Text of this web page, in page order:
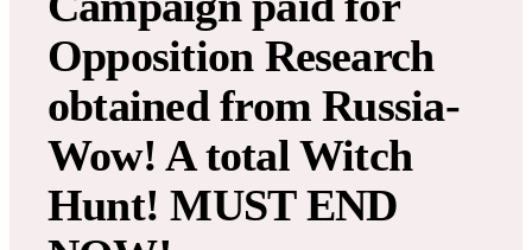
Opposition Research
obtained from Russia-
Wow! A total Witch
Hunt! MUST END